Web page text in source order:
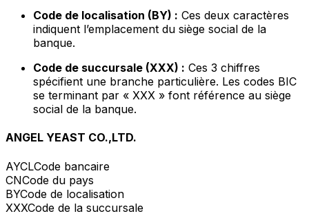
Code de localisation (BY) : Ces deux caractères
indiquent l’emplacement du siège social de la
banque.
Code de succursale (XXX) : Ces 3 chiffres
spécifient une branche particulière. Les codes BIC
se terminant par « XXX » font référence au siège
social de la banque.
ANGEL YEAST CO.,LTD.
AYCLCode bancaire
CNCode du pays
BYCode de localisation
XXXCode de la succursale